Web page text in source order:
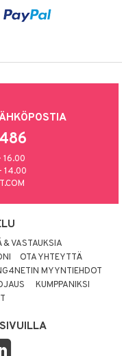
16.00
14.00
VASTAUKSIA
OTA YHTEYTTÄ
MYYNTIEHDOT
KUMPPANIKSI